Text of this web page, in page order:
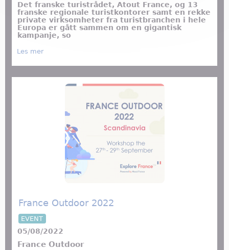
Det franske turistrådet, Atout France, og 13
franske regionale turistkontorer samt en rekke
private virksomheter fra turistbranchen i hele
Europa er gått sammen om en gigantisk
kampanje, so
Les merabout Gigantisk kampanje skal relansere Frankrike
France Outdoor 2022
EVENT
05/08/2022
France Outdoor